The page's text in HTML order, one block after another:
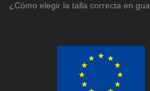
¿Cómo elegir la talla correcta en